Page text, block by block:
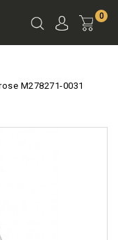
0
M278271-0031